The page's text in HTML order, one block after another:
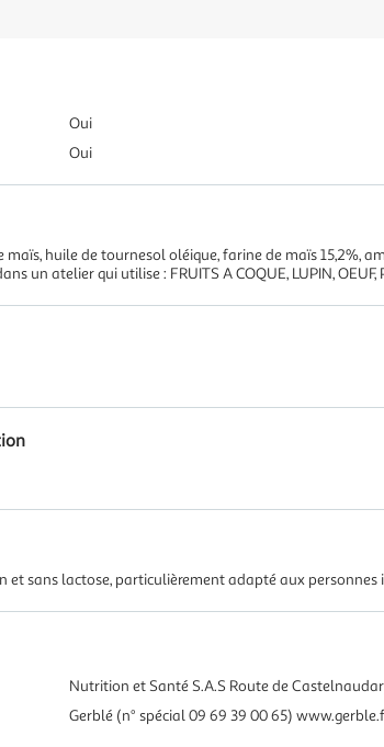
Oui
Oui
maïs, huile de tournesol oléique, farine de maïs 15,2%,
un atelier qui utilise : FRUITS A COQUE, LUPIN, OEUF,
et sans lactose, particulièrement adapté aux
Nutrition et Santé S.A.S Route de
Gerblé (n° spécial 09 69 39 00 65)